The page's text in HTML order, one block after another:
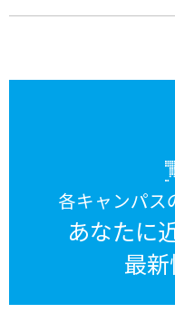
各キャンパス
あなたに
最